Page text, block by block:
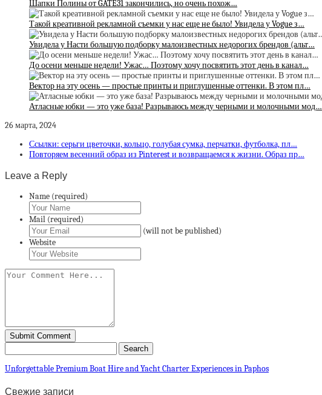
Шапки Полины от GATE31 закончились, но очень похож…
Такой креативной рекламной съемки у нас еще не было! Увидела у Vogue з…
Увидела у Насти большую подборку малоизвестных недорогих брендов (альт…
До осени меньше недели! Ужас… Поэтому хочу посвятить этот день в канал…
Вектор на эту осень — простые принты и приглушенные оттенки. В этом пл…
Атласные юбки — это уже база! Разрываюсь между черными и молочными мод…
26 марта, 2024
Ссылки: серьги цветочки, кольцо, голубая сумка, перчатки, футболка, пл…
Повторяем весенний образ из Pinterest и возвращаемся к жизни. Образ пр…
Leave a Reply
Name (required)
Mail (required)
(will not be published)
Website
Unforgettable Premium Boat Hire and Yacht Charter Experiences in Paphos
Свежие записи